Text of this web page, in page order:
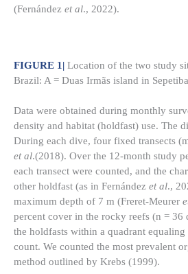
(Fernández et al., 2022).
FIGURE 1 | Location of the two study
Brazil: A = Duas Irmãs island in
Data were obtained during monthly
density and habitat (holdfast) use. The
During each dive, four fixed transects
et al.(2018). Over the 12-month study
each transect were counted, and the
other holdfast (as in Fernández et al.,
maximum depth of 7 m (Freret-Meurer
percent cover in the rocky reefs (n =
the holdfasts within a quadrant
count. We counted the most prevalent
method outlined by Krebs (1999).